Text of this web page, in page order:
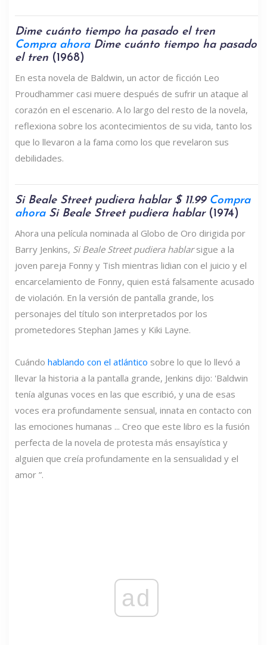
Dime cuánto tiempo ha pasado el tren
Compra ahoraDime cuánto tiempo ha pasado
el tren (1968)
En esta novela de Baldwin, un actor de ficción Leo
Proudhammer casi muere después de sufrir un ataque al
corazón en el escenario. A lo largo del resto de la novela,
reflexiona sobre los acontecimientos de su vida, tanto los
que lo llevaron a la fama como los que revelaron sus
debilidades.
Si Beale Street pudiera hablar $ 11.99 Compra
ahoraSi Beale Street pudiera hablar(1974)
Ahora una película nominada al Globo de Oro dirigida por
Barry Jenkins, Si Beale Street pudiera hablarsigue a la
joven pareja Fonny y Tish mientras lidian con el juicio y el
encarcelamiento de Fonny, quien está falsamente acusado
de violación. En la versión de pantalla grande, los
personajes del título son interpretados por los
prometedores Stephan James y Kiki Layne.
Cuándo hablando con el atlántico sobre lo que lo llevó a
llevar la historia a la pantalla grande, Jenkins dijo: 'Baldwin
tenía algunas voces en las que escribió, y una de esas
voces era profundamente sensual, innata en contacto con
las emociones humanas ... Creo que este libro es la fusión
perfecta de la novela de protesta más ensayística y
alguien que creía profundamente en la sensualidad y el
amor ”.
ad